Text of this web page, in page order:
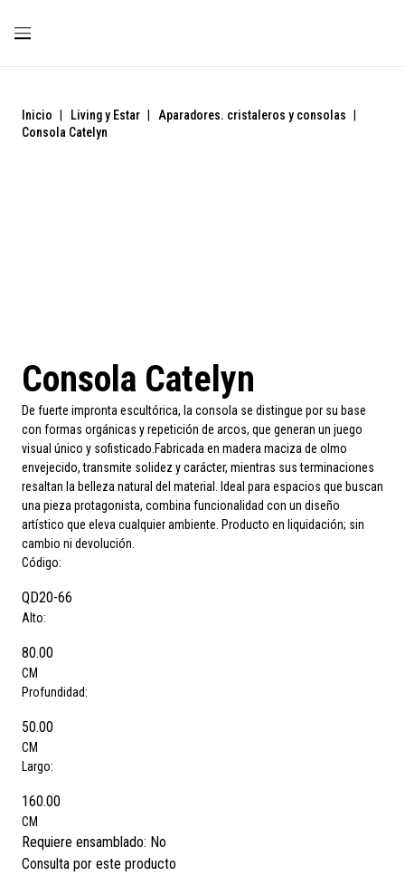
Inicio Living y Estar Aparadores. cristaleros y consolas
Consola Catelyn
Consola Catelyn
De fuerte impronta escultórica, la consola se distingue por su base
con formas orgánicas y repetición de arcos, que generan un juego
visual único y sofisticado.Fabricada en madera maciza de olmo
envejecido, transmite solidez y carácter, mientras sus terminaciones
resaltan la belleza natural del material. Ideal para espacios que buscan
una pieza protagonista, combina funcionalidad con un diseño
artístico que eleva cualquier ambiente. Producto en liquidación; sin
cambio ni devolución.
Código:
QD20-66
Alto:
80.00
CM
Profundidad:
50.00
CM
Largo:
160.00
CM
Requiere ensamblado: No
Consulta por este producto